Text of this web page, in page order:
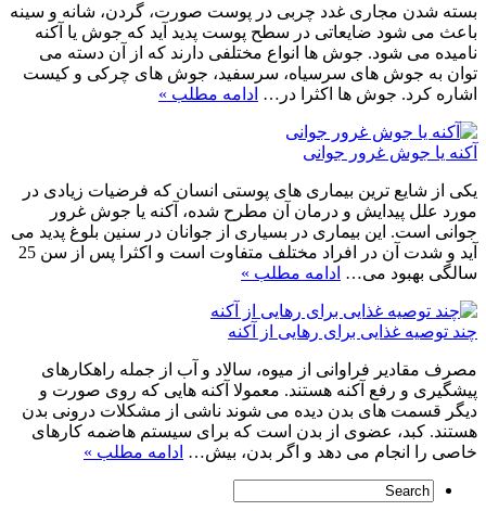
بسته شدن مجاری غدد چربی در پوست صورت، گردن، شانه و سینه
باعث می شود ضایعاتی در سطح پوست پدید آید که جوش یا آکنه
نامیده می شود. جوش ها انواع مختلفی دارند که از آن دسته می
توان به جوش های سرسیاه، سرسفید، جوش های چرکی و کیست
اشاره کرد. جوش ها اکثرا در… ادامه مطلب »
آکنه یا جوش غرور جوانی
یکی از شایع ترین بیماری های پوستی انسان که فرضیات زیادی در
مورد علل پیدایش و درمان آن مطرح شده، آکنه یا جوش غرور
جوانی است. این بیماری در بسیاری از جوانان در سنین بلوغ پدید می
آید و شدت آن در افراد مختلف متفاوت است و اکثرا پس از سن 25
سالگی بهبود می… ادامه مطلب »
چند توصیه غذایی برای رهایی از آکنه
مصرف مقادیر فراوانی از میوه، سالاد و آب از جمله راهکارهای
پیشگیری و رفع آکنه هستند. معمولا آکنه هایی که روی صورت و
دیگر قسمت های بدن دیده می شوند ناشی از مشکلات درونی بدن
هستند. کبد، عضوی از بدن است که برای سیستم هاضمه کارهای
خاصی را انجام می دهد و اگر بدن، بیش… ادامه مطلب »